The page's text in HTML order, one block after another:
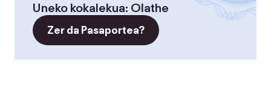
Uneko kokalekua: Olathe
Zer da Pasaportea?